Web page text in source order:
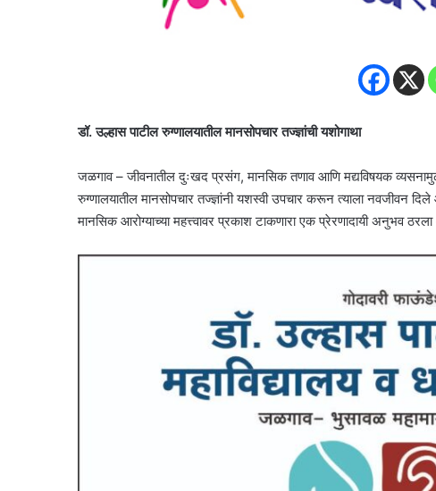
डॉ. उल्हास पाटील रुग्णालयातील मानसोपचार तज्ज्ञांची यशोगाथा
जळगाव – जीवनातील दुःखद प्रसंग, मानसिक तणाव आणि मद्यविषयक
रुग्णालयातील मानसोपचार तज्ज्ञांनी यशस्वी उपचार करून त्याला नवजीवन
मानसिक आरोग्याच्या महत्त्वावर प्रकाश टाकणारा एक प्रेरणादायी अनुभव